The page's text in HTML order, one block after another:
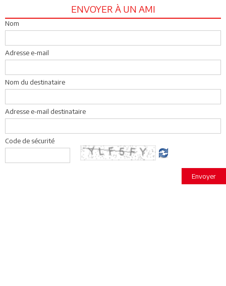
ENVOYER À UN AMI
Nom
Adresse e-mail
Nom du destinataire
Adresse e-mail destinataire
Code de sécurité
Envoyer